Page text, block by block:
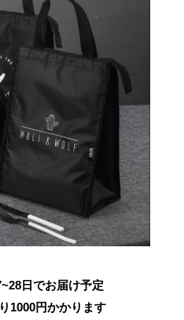
日でお届け予定
1000円かかります